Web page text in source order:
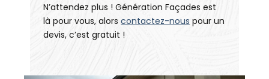
N’attendez plus ! Génération Façades est
là pour vous, alorscontactez-nous pour un
devis, c’est gratuit !